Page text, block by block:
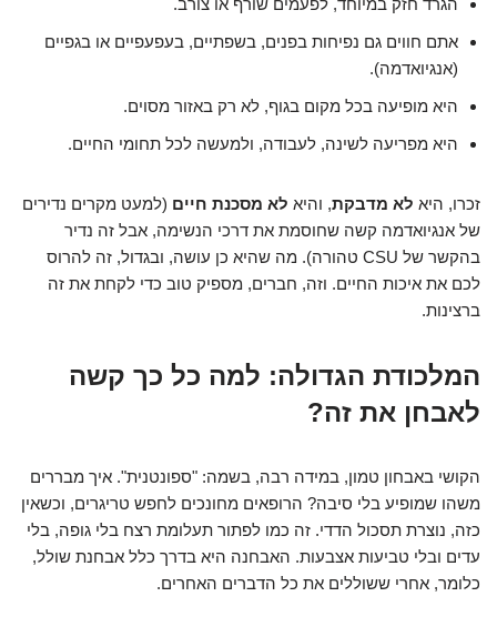
הגרד חזק במיוחד, לפעמים שורף או צורב.
אתם חווים גם נפיחות בפנים, בשפתיים, בעפעפיים או בגפיים
(אנגיואדמה).
היא מופיעה בכל מקום בגוף, לא רק באזור מסוים.
היא מפריעה לשינה, לעבודה, ולמעשה לכל תחומי החיים.
זכרו, היא לא מדבקת, והיא לא מסכנת חיים (למעט מקרים נדירים
של אנגיואדמה קשה שחוסמת את דרכי הנשימה, אבל זה נדיר
בהקשר של CSU טהורה). מה שהיא כן עושה, ובגדול, זה להרוס
לכם את איכות החיים. וזה, חברים, מספיק טוב כדי לקחת את זה
ברצינות.
המלכודת הגדולה: למה כל כך קשה
לאבחן את זה?
הקושי באבחון טמון, במידה רבה, בשמה: "ספונטנית". איך מבררים
משהו שמופיע בלי סיבה? הרופאים מחונכים לחפש טריגרים, וכשאין
כזה, נוצרת תסכול הדדי. זה כמו לפתור תעלומת רצח בלי גופה, בלי
עדים ובלי טביעות אצבעות. האבחנה היא בדרך כלל אבחנת שולל,
כלומר, אחרי ששוללים את כל הדברים האחרים.